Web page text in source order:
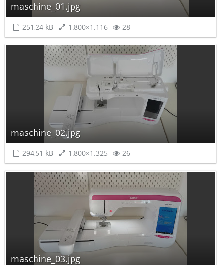
maschine_01.jpg
251,24 kB 1.800×1.116 28
maschine_02.jpg
294,51 kB 1.800×1.325 26
maschine_03.jpg